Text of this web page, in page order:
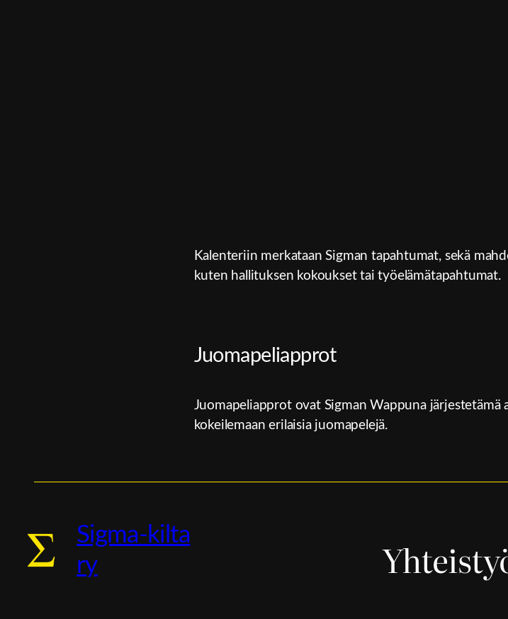
Kalenteriin merkataan Sigman tapahtumat, sekä
kuten hallituksen kokoukset tai työelämätapahtumat.
Juomapeliapprot
Juomapeliapprot ovat Sigman Wappuna järjestetämä
kokeilemaan erilaisia juomapelejä.
Sigma-kilta
ry